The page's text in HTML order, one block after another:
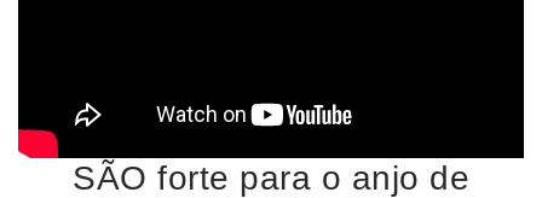
SÃO forte para o anjo de